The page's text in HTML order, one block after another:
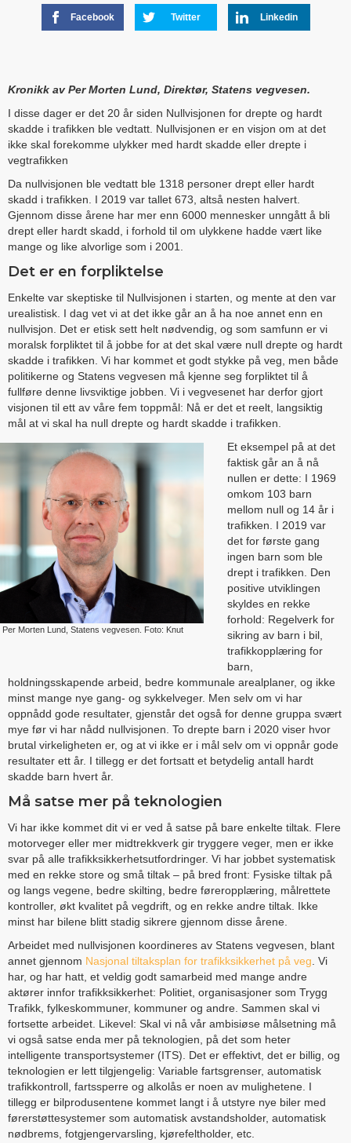
Facebook Twitter Linkedin
Kronikk av Per Morten Lund, Direktør, Statens vegvesen.
I disse dager er det 20 år siden Nullvisjonen for drepte og hardt
skadde i trafikken ble vedtatt. Nullvisjonen er en visjon om at det
ikke skal forekomme ulykker med hardt skadde eller drepte i
vegtrafikken
Da nullvisjonen ble vedtatt ble 1318 personer drept eller hardt
skadd i trafikken. I 2019 var tallet 673, altså nesten halvert.
Gjennom disse årene har mer enn 6000 mennesker unngått å bli
drept eller hardt skadd, i forhold til om ulykkene hadde vært like
mange og like alvorlige som i 2001.
Det er en forpliktelse
Enkelte var skeptiske til Nullvisjonen i starten, og mente at den var
urealistisk. I dag vet vi at det ikke går an å ha noe annet enn en
nullvisjon. Det er etisk sett helt nødvendig, og som samfunn er vi
moralsk forpliktet til å jobbe for at det skal være null drepte og hardt
skadde i trafikken. Vi har kommet et godt stykke på veg, men både
politikerne og Statens vegvesen må kjenne seg forpliktet til å
fullføre denne livsviktige jobben. Vi i vegvesenet har derfor gjort
visjonen til ett av våre fem toppmål: Nå er det et reelt, langsiktig
mål at vi skal ha null drepte og hardt skadde i trafikken.
Morten Lund, Statens vegvesen. Foto: Knut
Et eksempel på at det
faktisk går an å nå
nullen er dette: I 1969
omkom 103 barn
mellom null og 14 år i
trafikken. I 2019 var
det for første gang
ingen barn som ble
drept i trafikken. Den
positive utviklingen
skyldes en rekke
forhold: Regelverk for
sikring av barn i bil,
trafikkopplæring for
barn,
holdningsskapende arbeid, bedre kommunale arealplaner, og ikke
minst mange nye gang- og sykkelveger. Men selv om vi har
oppnådd gode resultater, gjenstår det også for denne gruppa svært
mye før vi har nådd nullvisjonen. To drepte barn i 2020 viser hvor
brutal virkeligheten er, og at vi ikke er i mål selv om vi oppnår gode
resultater ett år. I tillegg er det fortsatt et betydelig antall hardt
skadde barn hvert år.
Må satse mer på teknologien
Vi har ikke kommet dit vi er ved å satse på bare enkelte tiltak. Flere
motorveger eller mer midtrekkverk gir tryggere veger, men er ikke
svar på alle trafikksikkerhetsutfordringer. Vi har jobbet systematisk
med en rekke store og små tiltak – på bred front: Fysiske tiltak på
og langs vegene, bedre skilting, bedre føreropplæring, målrettete
kontroller, økt kvalitet på vegdrift, og en rekke andre tiltak. Ikke
minst har bilene blitt stadig sikrere gjennom disse årene.
Arbeidet med nullvisjonen koordineres av Statens vegvesen, blant
annet gjennom Nasjonal tiltaksplan for trafikksikkerhet på veg . Vi
har, og har hatt, et veldig godt samarbeid med mange andre
aktører innfor trafikksikkerhet: Politiet, organisasjoner som Trygg
Trafikk, fylkeskommuner, kommuner og andre. Sammen skal vi
fortsette arbeidet. Likevel: Skal vi nå vår ambisiøse målsetning må
vi også satse enda mer på teknologien, på det som heter
intelligente transportsystemer (ITS). Det er effektivt, det er billig, og
teknologien er lett tilgjengelig: Variable fartsgrenser, automatisk
trafikkontroll, fartssperre og alkolås er noen av mulighetene. I
tillegg er bilprodusentene kommet langt i å utstyre nye biler med
førerstøttesystemer som automatisk avstandsholder, automatisk
nødbrems, fotgjengervarsling, kjørefeltholder, etc.